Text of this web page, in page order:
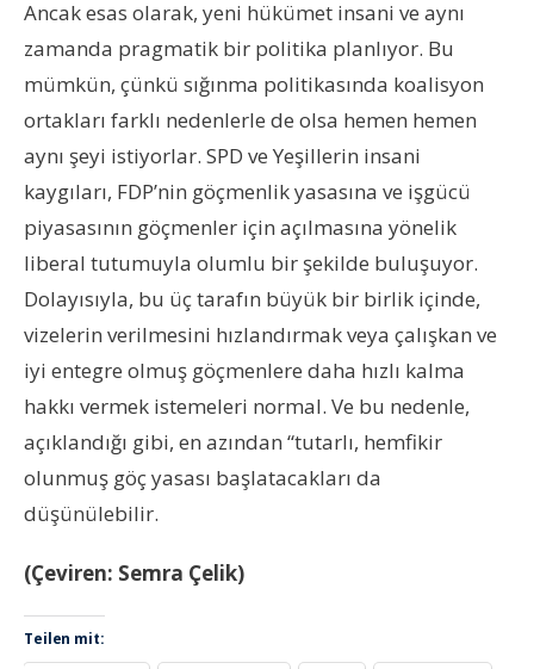
Ancak esas olarak, yeni hükümet insani ve aynı
zamanda pragmatik bir politika planlıyor. Bu
mümkün, çünkü sığınma politikasında koalisyon
ortakları farklı nedenlerle de olsa hemen hemen
aynı şeyi istiyorlar. SPD ve Yeşillerin insani
kaygıları, FDP’nin göçmenlik yasasına ve işgücü
piyasasının göçmenler için açılmasına yönelik
liberal tutumuyla olumlu bir şekilde buluşuyor.
Dolayısıyla, bu üç tarafın büyük bir birlik içinde,
vizelerin verilmesini hızlandırmak veya çalışkan ve
iyi entegre olmuş göçmenlere daha hızlı kalma
hakkı vermek istemeleri normal. Ve bu nedenle,
açıklandığı gibi, en azından “tutarlı, hemfikir
olunmuş göç yasası başlatacakları da
düşünülebilir.
(Çeviren: Semra Çelik)
Teilen mit: